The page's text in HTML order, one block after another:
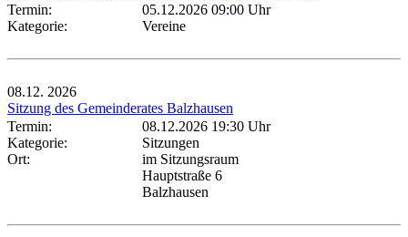
Termin:
05.12.2026 09:00 Uhr
Kategorie:
Vereine
08.12. 2026
Sitzung des Gemeinderates Balzhausen
Termin:
08.12.2026 19:30 Uhr
Kategorie:
Sitzungen
Ort:
im Sitzungsraum
Hauptstraße 6
Balzhausen